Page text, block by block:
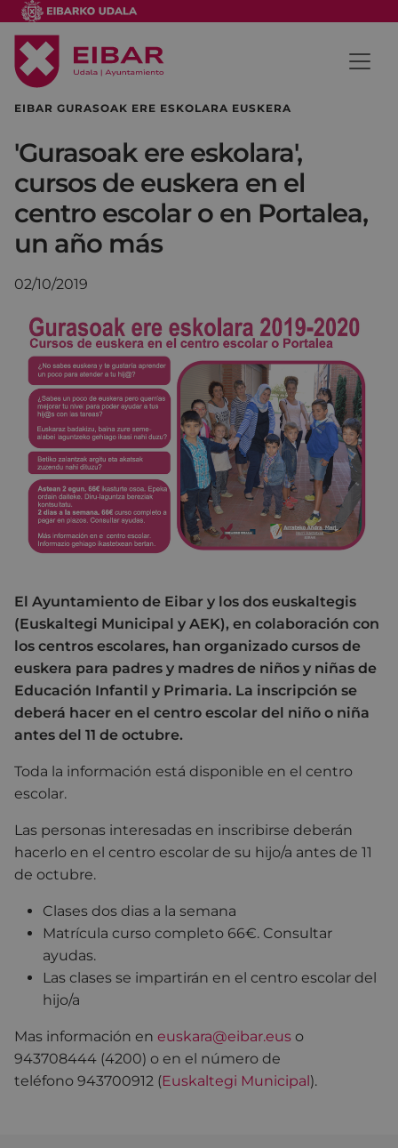
EIBAR GURASOAK ERE ESKOLARA EUSKERA
'Gurasoak ere eskolara',
cursos de euskera en el
centro escolar o en Portalea,
un año más
02/10/2019
El Ayuntamiento de Eibar y los dos euskaltegis
(Euskaltegi Municipal y AEK), en colaboración con
los centros escolares, han organizado cursos de
euskera para padres y madres de niños y niñas de
Educación Infantil y Primaria. La inscripción se
deberá hacer en el centro escolar del niño o niña
antes del 11 de octubre.
Toda la información está disponible en el centro
escolar.
Las personas interesadas en inscribirse deberán
hacerlo en el centro escolar de su hijo/a antes de 11
de octubre.
Clases dos dias a la semana
Matrícula curso completo 66€. Consultar
ayudas.
Las clases se impartirán en el centro escolar del
hijo/a
Mas información en euskara@eibar.eus o
943708444 (4200) o en el número de
teléfono 943700912 (Euskaltegi Municipal).